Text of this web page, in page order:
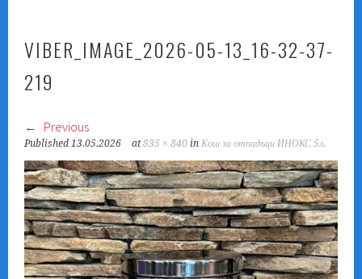
VIBER_IMAGE_2026-05-13_16-32-37-
219
Previous
Published13.05.2026 at835 × 840 inКош за отпадъци ИНОКС 5л.